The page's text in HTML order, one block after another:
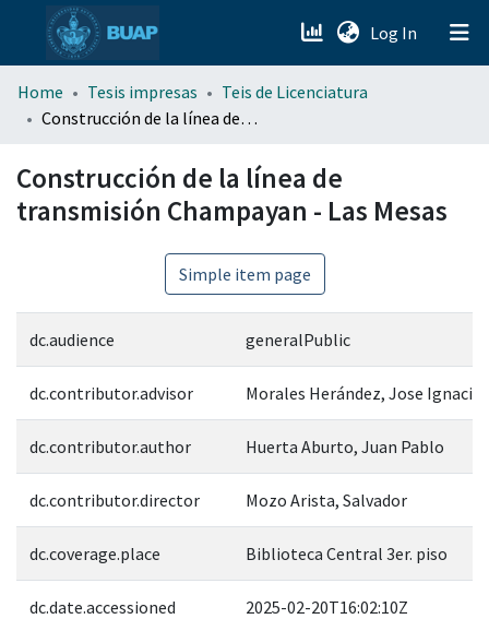
Log In (current)
menu.section.about_menu
Home Tesis impresas
Teis de Licenciatura
Construcción de la línea de transmisión Champayan - Las Mesas
Construcción de la línea de
transmisión Champayan - Las Mesas
Simple item page
dc.audience generalPublic
dc.contributor.advisor Morales Herández, Jose Ignacio
dc.contributor.author Huerta Aburto, Juan Pablo
dc.contributor.director Mozo Arista, Salvador
dc.coverage.place Biblioteca Central 3er. piso
dc.date.accessioned 2025-02-20T16:02:10Z